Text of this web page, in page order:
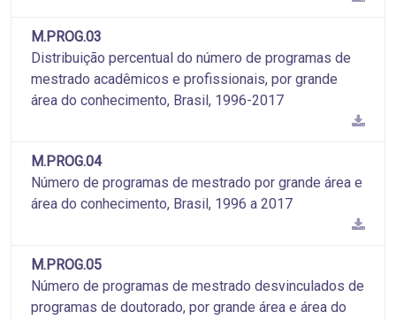
M.PROG.03
Distribuição percentual do número de programas de
mestrado acadêmicos e profissionais, por grande
área do conhecimento, Brasil, 1996-2017
M.PROG.04
Número de programas de mestrado por grande área e
área do conhecimento, Brasil, 1996 a 2017
M.PROG.05
Número de programas de mestrado desvinculados de
programas de doutorado, por grande área e área do